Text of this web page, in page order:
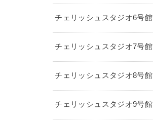
チェリッシュスタジオ6号館
チェリッシュスタジオ7号館
チェリッシュスタジオ8号館
チェリッシュスタジオ9号館